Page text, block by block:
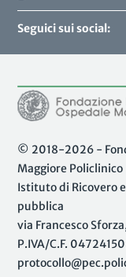
Seguici sui social:
© 2018-2026 -
Maggiore Policlinico
Istituto di Ricovero
pubblica
via Francesco
P.IVA/C.F.